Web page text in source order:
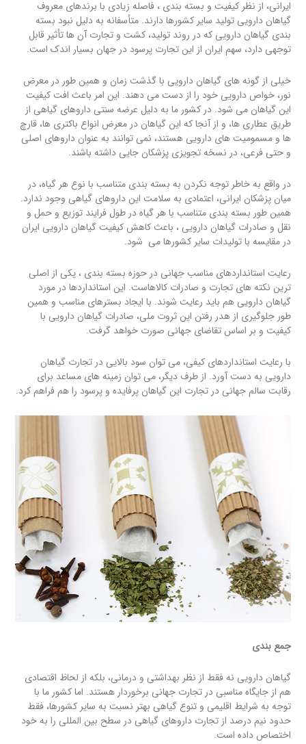
ایرانی، از نظر کیفیت و بسته بندی ، فاصله زیادی با برندهای معروف
گیاهان دارویی تولید سایر کشورها دارند. متأسفانه به دلیل نبود بسته
بندی گیاهان دارویی که در روند تولید، کشت و تجارت آن ها تأثیر قابل
توجهی دارد، سهم ایران از این تجارت پرسود در جهان بسیار اندک است.
خیلی از گونه های گیاهان دارویی با گذشت زمان و همین طور در معرض
نور، خواص دارویی خود را از دست می دهند. این امر باعث افت کیفیت
این گیاهان می شود. در کشور ما به دلیل عرضه سنتی داروهای گیاهی از
طریق عطاری ها، و از آنجا که این گیاهان در معرض انواع باکتری ها، قارچ
ها و مسمومیت های دارویی هستند، نمی توانند به عنوان داروهای اصلی
و حتی فرعی، در نسخه تجویزی پزشکان جایی داشته باشند.
در واقع به خاطر توجه نکردن به بسته بندی متناسب با نوع هر گیاه، در
میان پزشکان ایرانی، اعتمادی به سلامت این داروهای گیاهی وجود ندارد.
همین طور بسته بندی متناسب با هر گیاه در طول فرایند توزیع و حمل و
نقل و صادرات گیاهان دارویی ، باعث کاهش کیفیت گیاهان دارویی ایران
در مقایسه با تولیدات سایر کشورها می شود.
رعایت استانداردهای مناسب جهانی در حوزه بسته بندی ، یکی از اصلی
ترین نکته های تجارت و صادرات کالاهاست. این استانداردها در مورد
گیاهان دارویی هم باید رعایت شوند. با ایجاد بسترهای مناسب و همین
طور جلوگیری از هدر رفتن این ثروت ملی، صادرات گیاهان دارویی با
کیفیت و بر اساس تقاضای جهانی صورت خواهد گرفت.
با رعایت استانداردهای کیفی، می توان سود بالایی در تجارت گیاهان
دارویی به دست آورد. از طرف دیگر، می توان زمینه های مساعد برای
رقابت سالم جهانی در تجارت این گیاهان پرفایده و پرسود را هم فراهم کرد.
جمع بندی
گیاهان دارویی نه فقط از نظر بهداشتی و درمانی، بلکه از لحاظ اقتصادی
هم از جایگاه مناسبی در تجارت جهانی برخوردار هستند. اما کشور ما با
توجه به شرایط اقلیمی و تنوع گیاهی بهتر نسبت به سایر کشورها، فقط
حدود نیم درصد از تجارت داروهای گیاهی در سطح بین المللی را به خود
اختصاص داده است.